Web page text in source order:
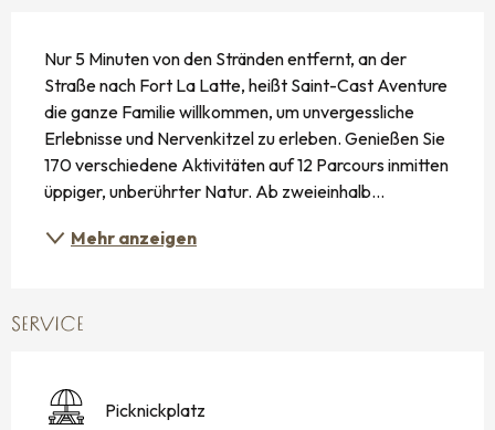
Nur 5 Minuten von den Stränden entfernt, an der
Straße nach Fort La Latte, heißt Saint-Cast Aventure
die ganze Familie willkommen, um unvergessliche
Erlebnisse und Nervenkitzel zu erleben. Genießen Sie
170 verschiedene Aktivitäten auf 12 Parcours inmitten
üppiger, unberührter Natur. Ab zweieinhalb...
Mehr anzeigen
SERVICE
Picknickplatz